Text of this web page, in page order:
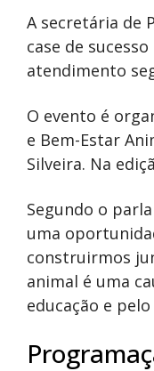
A secretária de
case de
atendimento
O evento é
e Bem-Estar
Silveira. Na
Segundo o
uma
construirmos
animal é uma
educação e